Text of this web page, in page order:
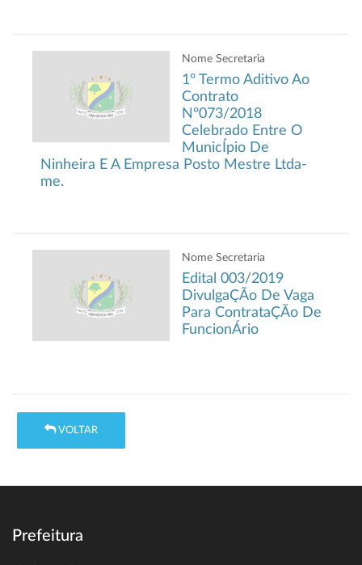
Nome Secretaria
1º Termo Aditivo Ao
Contrato
Nº073/2018
Celebrado Entre O
MunicÍpio De
Ninheira E A Empresa Posto Mestre Ltda-
me.
Nome Secretaria
Edital 003/2019
DivulgaÇÃo De Vaga
Para ContrataÇÃo De
FuncionÁrio
VOLTAR
Prefeitura